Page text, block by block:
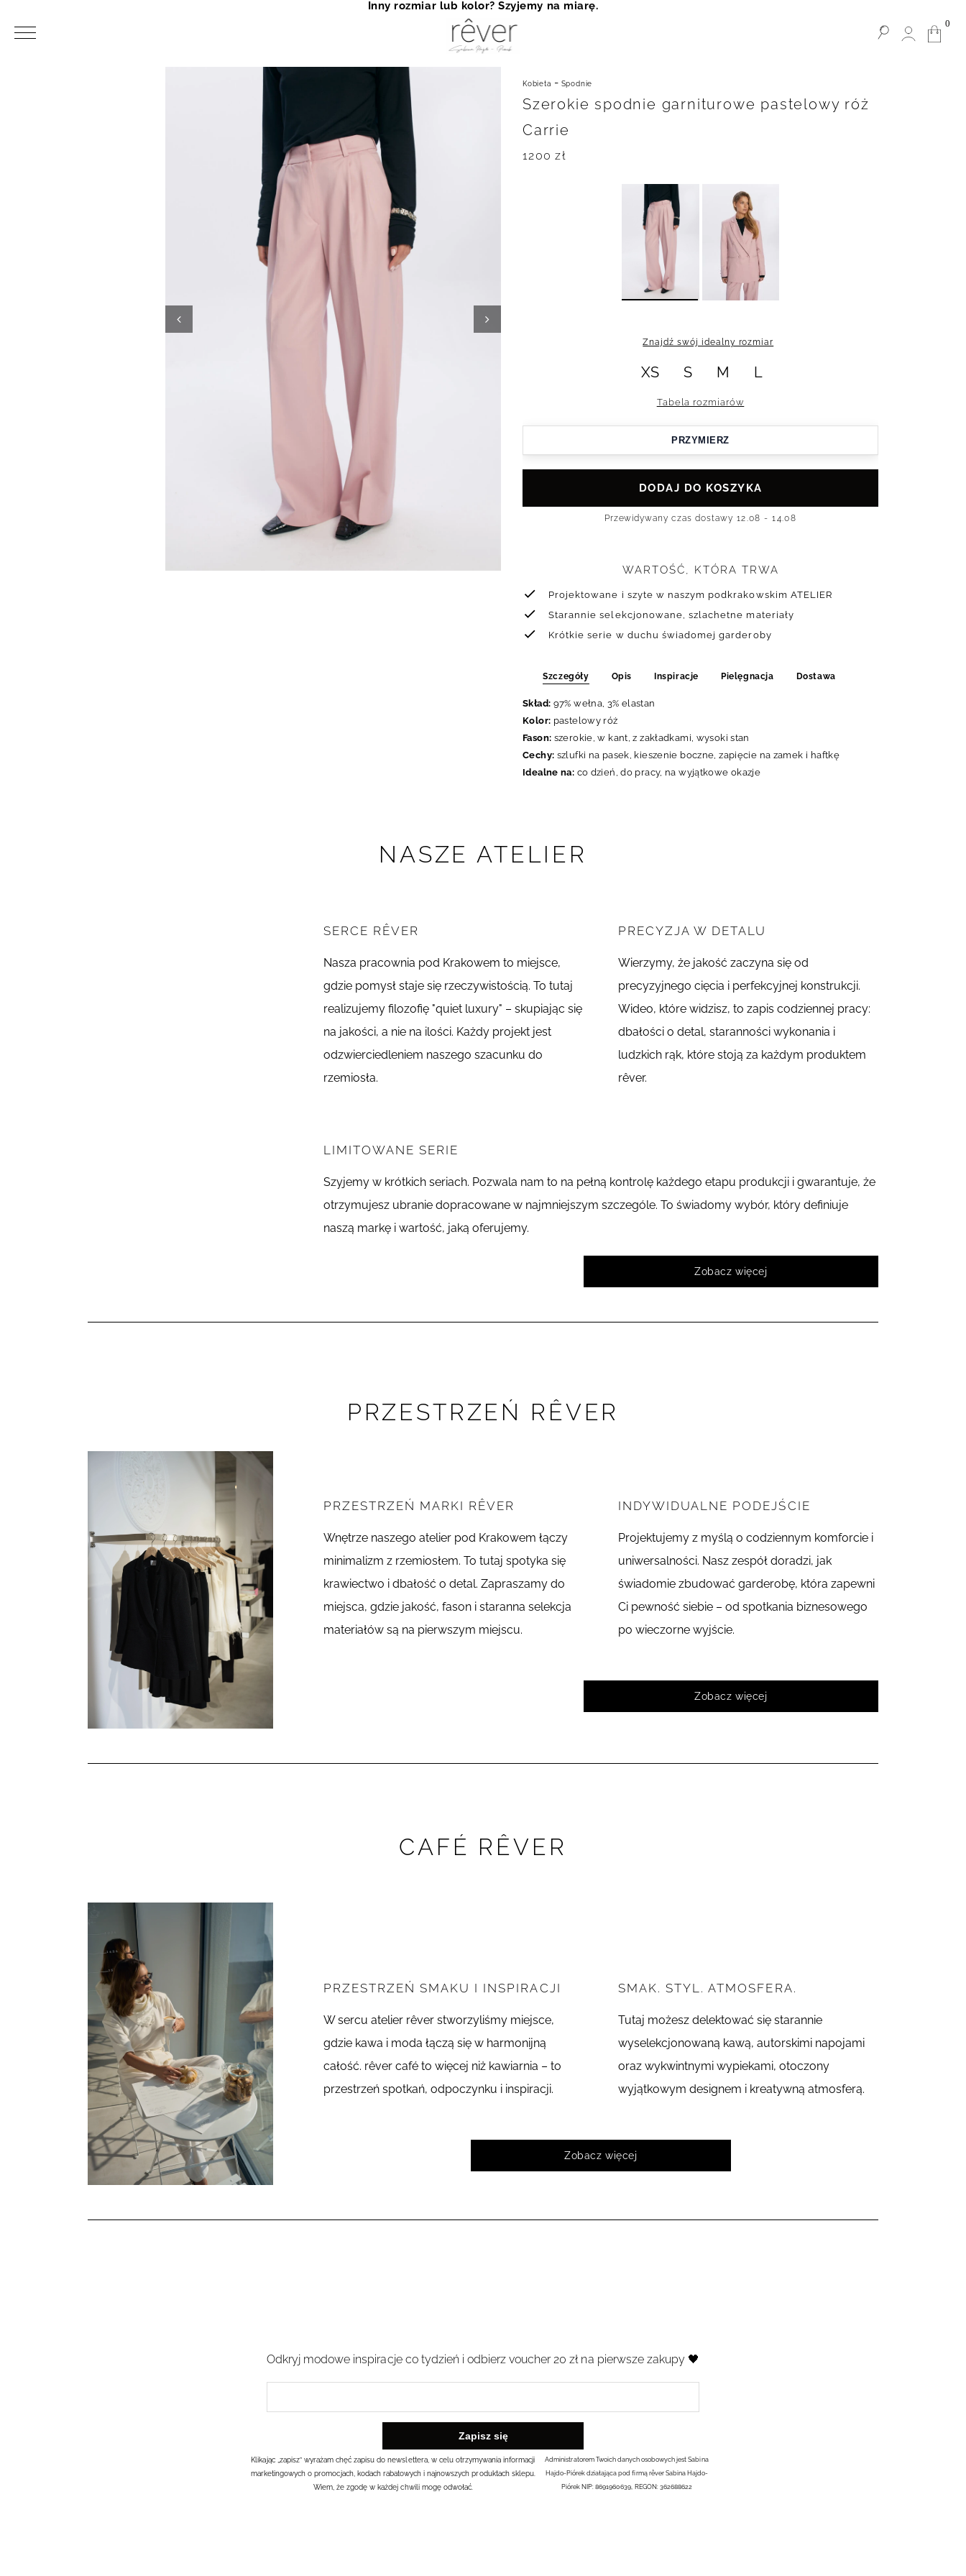
Kobieta - Spodnie
Szerokie spodnie garniturowe pastelowy róż
Carrie
1200zł
XS S M L
Znajdź swój idealny rozmiar
Tabela rozmiarów
PRZYMIERZ
DODAJ DO KOSZYKA
Przewidywany czas dostawy 12.08 - 14.08
WARTOŚĆ, KTÓRA TRWA
Projektowane i szyte w naszym podkrakowskim ATELIER
Starannie selekcjonowane, szlachetne materiały
Krótkie serie w duchu świadomej garderoby
Szczegóły Opis Inspiracje Pielęgnacja Dostawa
Skład: 97% wełna, 3% elastan
Kolor: pastelowy róż
Fason: szerokie, w kant, z zakładkami, wysoki stan
Cechy: szlufki na pasek, kieszenie boczne, zapięcie na zamek i haftkę
Idealne na: co dzień, do pracy, na wyjątkowe okazje
NASZE ATELIER
SERCE RÊVER
Nasza pracownia pod Krakowem to miejsce,
gdzie pomysł staje się rzeczywistością. To tutaj
realizujemy filozofię "quiet luxury" – skupiając się
na jakości, a nie na ilości. Każdy projekt jest
odzwierciedleniem naszego szacunku do
rzemiosła.
PRECYZJA W DETALU
Wierzymy, że jakość zaczyna się od
precyzyjnego cięcia i perfekcyjnej konstrukcji.
Wideo, które widzisz, to zapis codziennej pracy:
dbałości o detal, staranności wykonania i
ludzkich rąk, które stoją za każdym produktem
rêver.
LIMITOWANE SERIE
Szyjemy w krótkich seriach. Pozwala nam to na pełną kontrolę każdego etapu produkcji i gwarantuje, że
otrzymujesz ubranie dopracowane w najmniejszym szczególe. To świadomy wybór, który definiuje
naszą markę i wartość, jaką oferujemy.
Zobacz więcej
PRZESTRZEŃ RÊVER
PRZESTRZEŃ MARKI RÊVER
Wnętrze naszego atelier pod Krakowem łączy
minimalizm z rzemiosłem. To tutaj spotyka się
krawiectwo i dbałość o detal. Zapraszamy do
miejsca, gdzie jakość, fason i staranna selekcja
materiałów są na pierwszym miejscu.
INDYWIDUALNE PODEJŚCIE
Projektujemy z myślą o codziennym komforcie i
uniwersalności. Nasz zespół doradzi, jak
świadomie zbudować garderobę, która zapewni
Ci pewność siebie – od spotkania biznesowego
po wieczorne wyjście.
Zobacz więcej
CAFÉ RÊVER
PRZESTRZEŃ SMAKU I INSPIRACJI
W sercu atelier rêver stworzyliśmy miejsce,
gdzie kawa i moda łączą się w harmonijną
całość. rêver café to więcej niż kawiarnia – to
przestrzeń spotkań, odpoczynku i inspiracji.
SMAK. STYL. ATMOSFERA.
Tutaj możesz delektować się starannie
wyselekcjonowaną kawą, autorskimi napojami
oraz wykwintnymi wypiekami, otoczony
wyjątkowym designem i kreatywną atmosferą.
Zobacz więcej
Odkryj modowe inspiracje co tydzień i odbierz voucher 20 zł na pierwsze zakupy 🖤
Klikając „zapisz” wyrażam chęć zapisu do newslettera, w celu otrzymywania informacji
marketingowych o promocjach, kodach rabatowych i najnowszych produktach sklepu.
Wiem, że zgodę w każdej chwili mogę odwołać.
Administratorem Twoich danych osobowych jest Sabina
Hajdo-Piórek działająca pod firmą rêver Sabina Hajdo-
Piórek NIP: 8691960639, REGON: 362688622
0
Inny rozmiar lub kolor? Szyjemy na miarę.